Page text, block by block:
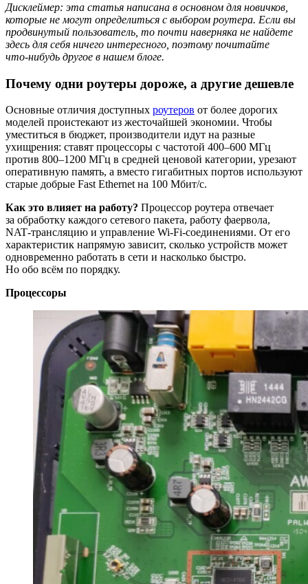
Дисклеймер: эта статья написана в основном для новичков,
которые не могут определиться с выбором роутера. Если вы
продвинутый пользователь, то почти наверняка не найдете
здесь для себя ничего интересного, поэтому почитайте
что‑нибудь другое в нашем блоге.
Почему одни роутеры дороже, а другие дешевле
Основные отличия доступных роутеров от более дорогих
моделей проистекают из жесточайшей экономии. Чтобы
уместиться в бюджет, производители идут на разные
ухищрения: ставят процессоры с частотой 400–600 МГц
против 800–1200 МГц в средней ценовой категории, урезают
оперативную память, а вместо гигабитных портов используют
старые добрые Fast Ethernet на 100 Мбит/с.
Как это влияет на работу? Процессор роутера отвечает
за обработку каждого сетевого пакета, работу фаервола,
NAT‑трансляцию и управление Wi‑Fi‑соединениями. От его
характеристик напрямую зависит, сколько устройств может
одновременно работать в сети и насколько быстро.
Но обо всём по порядку.
Процессоры